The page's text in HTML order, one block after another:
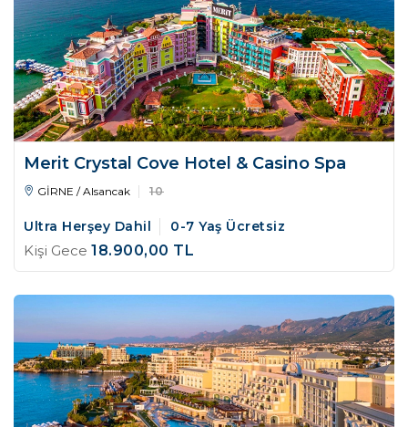
Merit Crystal Cove Hotel & Casino Spa
GİRNE / Alsancak 10
Ultra Herşey Dahil 0-7 Yaş Ücretsiz
Kişi Gece 18.900,00 TL